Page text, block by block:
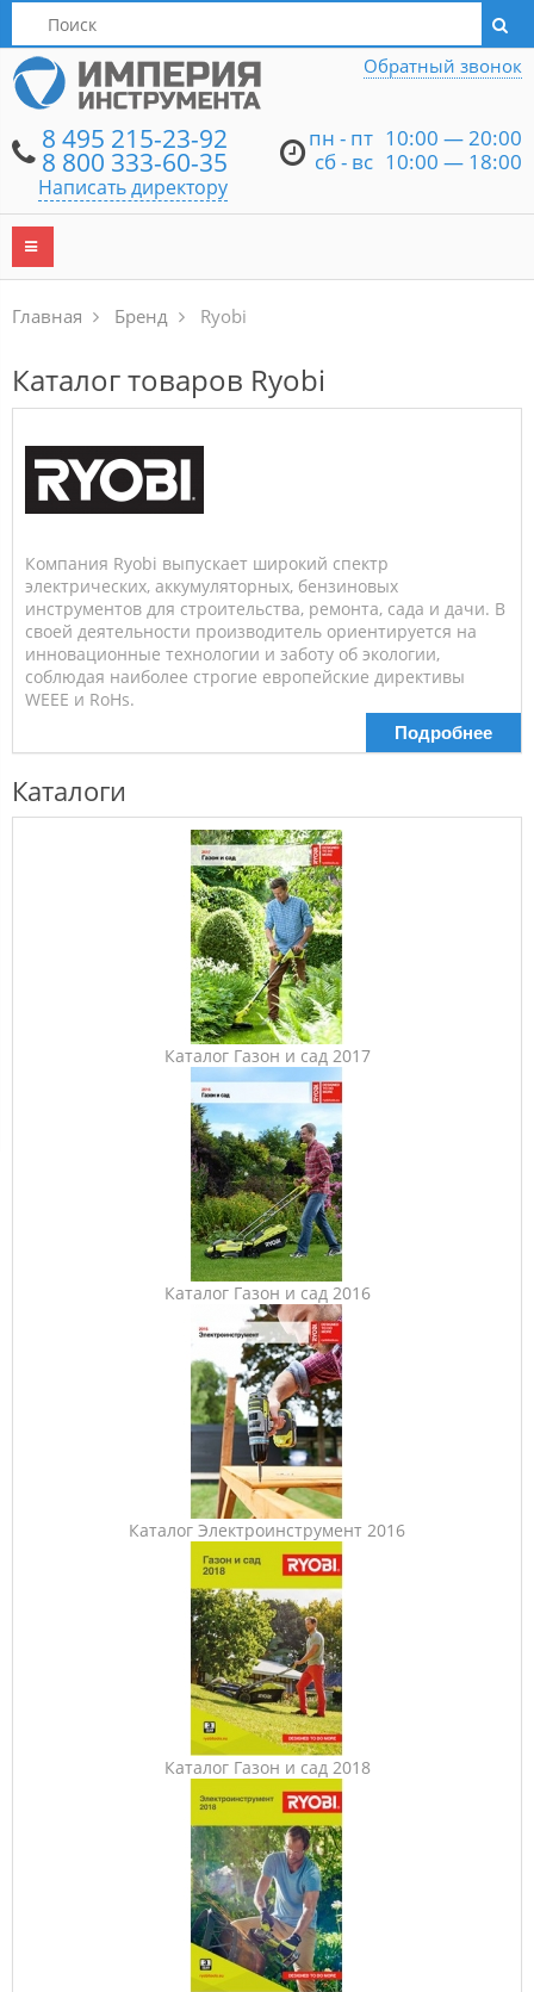
Написать директору
8 495 215-23-92
8 800 333-60-35
Написать директору
пн - пт 10:00 — 20:00
сб - вс 10:00 — 18:00
Обратный звонок
Главная Бренд Ryobi
Каталог товаров Ryobi
Компания Ryobi выпускает широкий спектр
электрических, аккумуляторных, бензиновых
инструментов для строительства, ремонта, сада и дачи. В
своей деятельности производитель ориентируется на
инновационные технологии и заботу об экологии,
соблюдая наиболее строгие европейские директивы
WEEE и RoHs.
Подробнее
Каталоги
Каталог Газон и сад 2017
Каталог Газон и сад 2016
Каталог Электроинструмент 2016
Каталог Газон и сад 2018